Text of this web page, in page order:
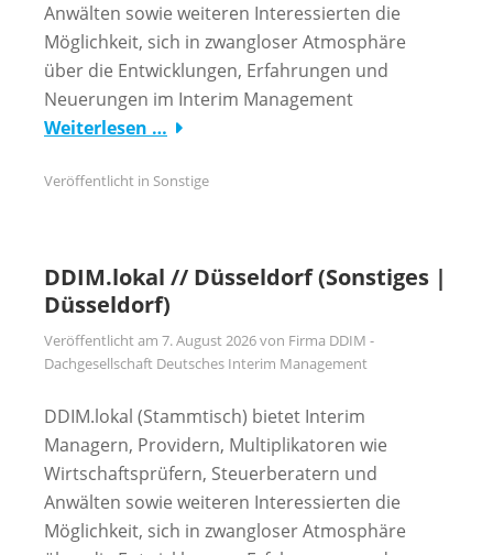
Anwälten sowie weiteren Interessierten die
Möglichkeit, sich in zwangloser Atmosphäre
über die Entwicklungen, Erfahrungen und
Neuerungen im Interim Management
Weiterlesen …
Veröffentlicht in Sonstige
DDIM.lokal // Düsseldorf (Sonstiges |
Düsseldorf)
Veröffentlicht am 7. August 2026von Firma DDIM -
Dachgesellschaft Deutsches Interim Management
DDIM.lokal (Stammtisch) bietet Interim
Managern, Providern, Multiplikatoren wie
Wirtschaftsprüfern, Steuerberatern und
Anwälten sowie weiteren Interessierten die
Möglichkeit, sich in zwangloser Atmosphäre